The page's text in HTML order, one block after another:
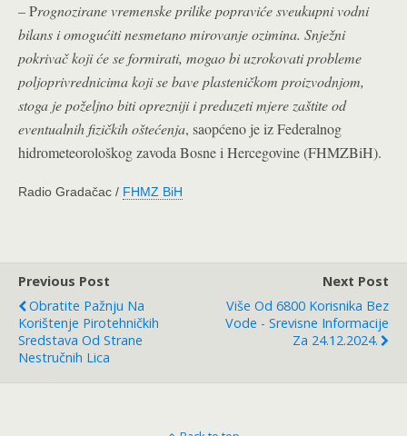
– Prognozirane vremenske prilike popraviće sveukupni vodni
bilans i omogućiti nesmetano mirovanje ozimina. Snježni
pokrivač koji će se formirati, mogao bi uzrokovati probleme
poljoprivrednicima koji se bave plasteničkom proizvodnjom,
stoga je poželjno biti oprezniji i preduzeti mjere zaštite od
eventualnih fizičkih oštećenja, saopćeno je iz Federalnog
hidrometeorološkog zavoda Bosne i Hercegovine (FHMZBiH).
Radio Gradačac / FHMZ BiH
Previous Post
Obratite Pažnju Na
Korištenje Pirotehničkih
Sredstava Od Strane
Nestručnih Lica
Next Post
Više Od 6800 Korisnika Bez
Vode - Srevisne Informacije
Za 24.12.2024.